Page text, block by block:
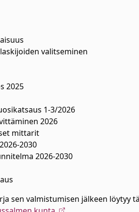
valitseminen
2025
1-3/2026
2026
mittarit
2030
2026-2030
sen valmistumisen jälkeen löytyy